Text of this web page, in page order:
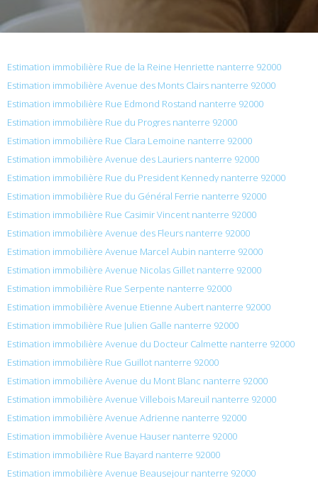
Estimation immobilière Rue de la Reine Henriette nanterre 92000
Estimation immobilière Avenue des Monts Clairs nanterre 92000
Estimation immobilière Rue Edmond Rostand nanterre 92000
Estimation immobilière Rue du Progres nanterre 92000
Estimation immobilière Rue Clara Lemoine nanterre 92000
Estimation immobilière Avenue des Lauriers nanterre 92000
Estimation immobilière Rue du President Kennedy nanterre 92000
Estimation immobilière Rue du Général Ferrie nanterre 92000
Estimation immobilière Rue Casimir Vincent nanterre 92000
Estimation immobilière Avenue des Fleurs nanterre 92000
Estimation immobilière Avenue Marcel Aubin nanterre 92000
Estimation immobilière Avenue Nicolas Gillet nanterre 92000
Estimation immobilière Rue Serpente nanterre 92000
Estimation immobilière Avenue Etienne Aubert nanterre 92000
Estimation immobilière Rue Julien Galle nanterre 92000
Estimation immobilière Avenue du Docteur Calmette nanterre 92000
Estimation immobilière Rue Guillot nanterre 92000
Estimation immobilière Avenue du Mont Blanc nanterre 92000
Estimation immobilière Avenue Villebois Mareuil nanterre 92000
Estimation immobilière Avenue Adrienne nanterre 92000
Estimation immobilière Avenue Hauser nanterre 92000
Estimation immobilière Rue Bayard nanterre 92000
Estimation immobilière Avenue Beausejour nanterre 92000